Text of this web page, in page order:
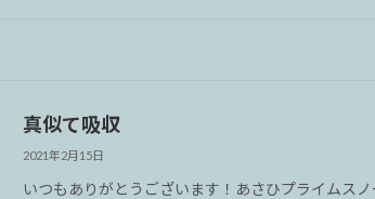
真似て吸収
2021年2月15日
いつもありがとうございます！あさひプライムス